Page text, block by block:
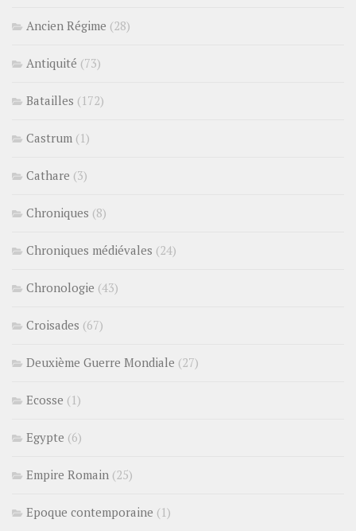
Ancien Régime (28)
Antiquité (73)
Batailles (172)
Castrum (1)
Cathare (3)
Chroniques (8)
Chroniques médiévales (24)
Chronologie (43)
Croisades (67)
Deuxième Guerre Mondiale (27)
Ecosse (1)
Egypte (6)
Empire Romain (25)
Epoque contemporaine (1)